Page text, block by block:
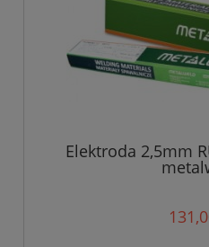
Elektroda 2,5mm